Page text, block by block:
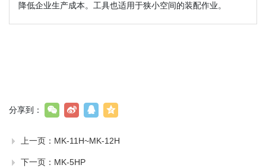
降低企业生产成本。工具也适用于狭小空间的装配作业。
上一页： MK-11H~MK-12H
下一页： MK-5HP
分享到：